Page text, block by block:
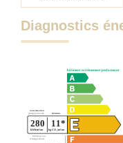
Diagnostics